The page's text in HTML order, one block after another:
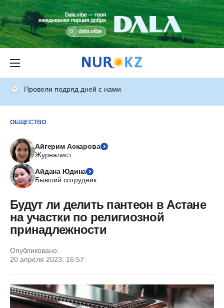
Провели подряд дней с нами
ОБЩЕСТВО
Айгерим Аскарова
Журналист
Айдана Юдина
Бывший сотрудник
Будут ли делить пантеон в Астане
на участки по религиозной
принадлежности
Опубликовано:
20 апреля 2023, 16:57